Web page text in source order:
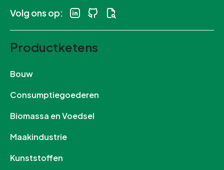
Volg ons op:
Productketens
Bouw
Consumptiegoederen
Biomassa en Voedsel
Maakindustrie
Kunststoffen